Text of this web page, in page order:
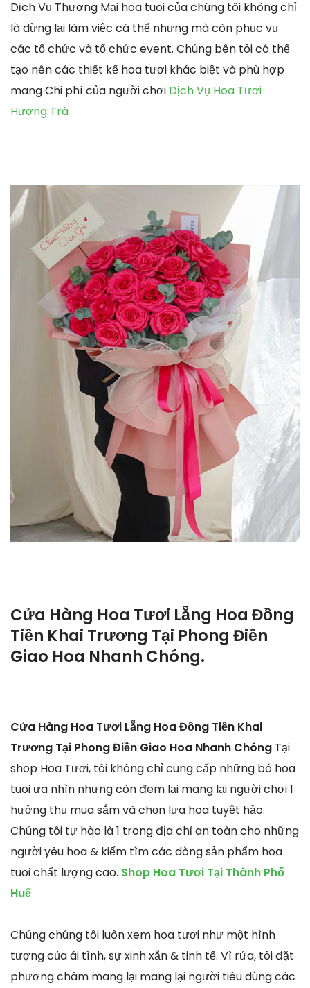
Dịch Vụ Thương Mại hoa tuoi của chúng tôi không chỉ
là dừng lại làm việc cá thể nhưng mà còn phục vụ
các tổ chức và tổ chức event. Chúng bên tôi có thể
tạo nên các thiết kế hoa tươi khác biệt và phù hợp
mang Chi phí của người chơi Dịch Vụ Hoa Tươi
Hương Trà
Cửa Hàng Hoa Tươi Lẵng Hoa Đồng
Tiền Khai Trương Tại Phong Điền
Giao Hoa Nhanh Chóng.
Cửa Hàng Hoa Tươi Lẵng Hoa Đồng Tiền Khai
Trương Tại Phong Điền Giao Hoa Nhanh Chóng Tại
shop Hoa Tươi, tôi không chỉ cung cấp những bó hoa
tuoi ưa nhìn nhưng còn đem lại mang lại người chơi 1
hưởng thụ mua sắm và chọn lựa hoa tuyệt hảo.
Chúng tôi tự hào là 1 trong địa chỉ an toàn cho những
người yêu hoa & kiếm tìm các dòng sản phẩm hoa
tuoi chất lượng cao. Shop Hoa Tươi Tại Thành Phố
Huế
Chúng chúng tôi luôn xem hoa tươi như một hình
tượng của ái tình, sự xinh xắn & tinh tế. Vì rứa, tôi đặt
phương châm mang lại mang lại người tiêu dùng các